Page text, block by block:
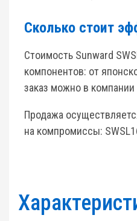
Сколько стоит
Стоимость Sunward
компонентов: от
заказ можно в
Продажа
на компромиссы: